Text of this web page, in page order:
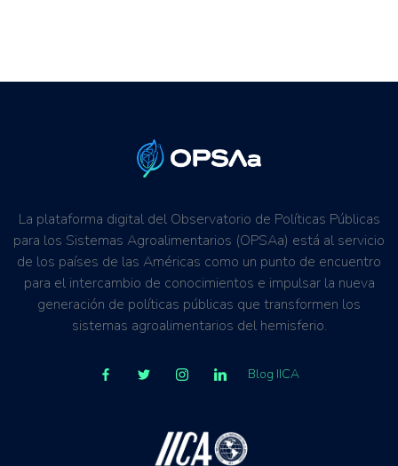
La plataforma digital del Observatorio de Políticas Públicas
para los Sistemas Agroalimentarios (OPSAa) está al servicio
de los países de las Américas como un punto de encuentro
para el intercambio de conocimientos e impulsar la nueva
generación de políticas públicas que transformen los
sistemas agroalimentarios del hemisferio.
Blog IICA